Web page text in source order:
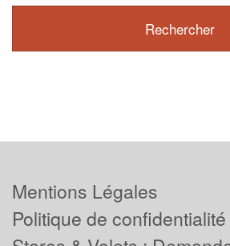
Mentions Légales
Politique de confidentialité